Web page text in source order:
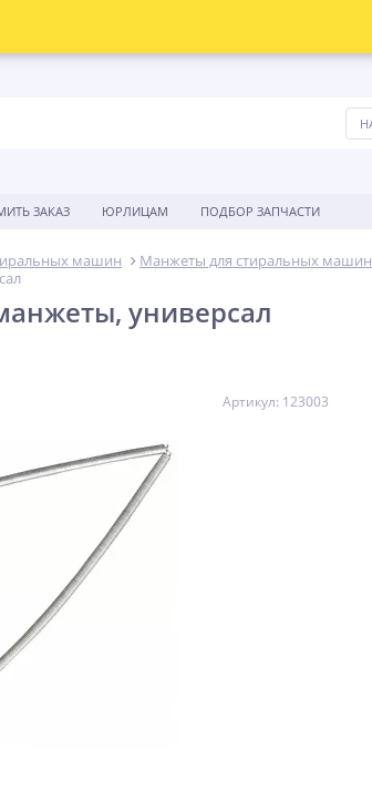
ЗАКАЗ ЮРЛИЦАМ ПОДБОР ЗАПЧАСТИ
машин
Манжеты для стиральных машин
универсал
Артикул: 123003